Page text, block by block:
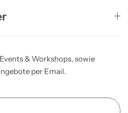
& Workshops, sowie
per Email.